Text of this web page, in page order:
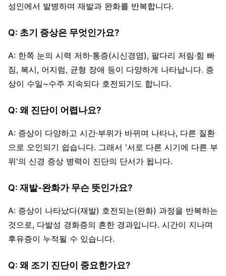
성인에서 발병하며 재발과 완화를 반복합니다.
Q: 초기 증상은 무엇인가요?
A: 한쪽 눈의 시력 저하·통증(시신경염), 팔다리 저림·힘 빠
짐, 복시, 어지럼, 균형 장애 등이 다양하게 나타납니다. 증
상이 수일~수주 지속되다 호전되기도 합니다.
Q: 왜 진단이 어렵나요?
A: 증상이 다양하고 시간·부위가 바뀌며 나타나, 다른 질환
으로 오인되기 쉽습니다. 그래서 '서로 다른 시기에 다른 부
위'의 신경 증상 병력이 진단의 단서가 됩니다.
Q: 재발-완화가 무슨 뜻인가요?
A: 증상이 나타났다(재발) 호전되는(완화) 과정을 반복하는
것으로, 다발성 경화증의 흔한 경과입니다. 시간이 지나며
후유증이 누적될 수 있습니다.
Q: 왜 조기 진단이 중요한가요?